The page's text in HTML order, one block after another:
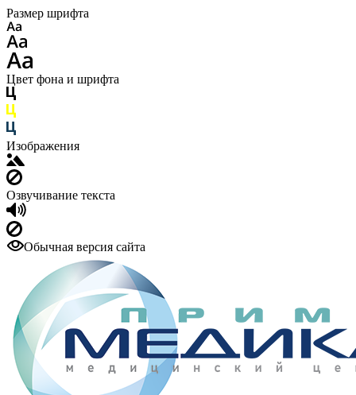
Размер шрифта
Цвет фона и шрифта
Изображения
Озвучивание текста
Обычная версия сайта